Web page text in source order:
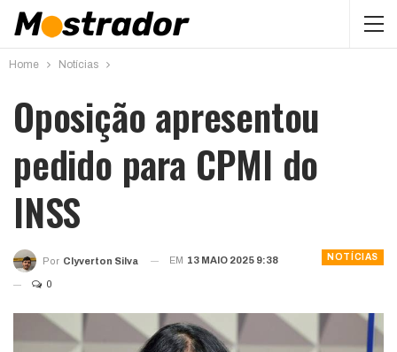
Home Notícias
Oposição apresentou
pedido para CPMI do
INSS
NOTÍCIAS
Por Clyverton Silva EM 13 MAIO 2025 9:38
0